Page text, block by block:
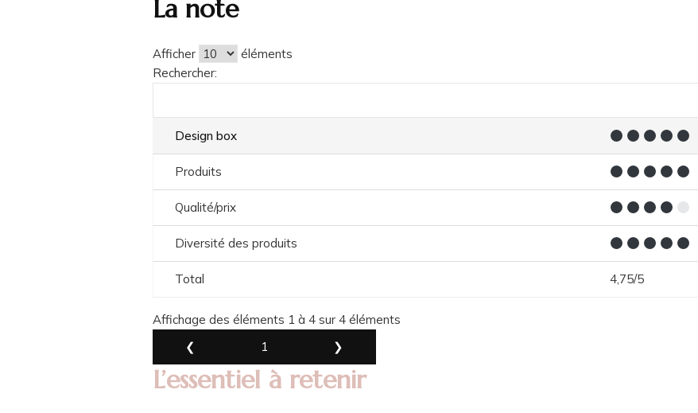
La note
Afficher
éléments
Rechercher:
Design box
Produits
Qualité/prix
Diversité des produits
Total 4,75/5
Affichage des éléments 1 à 4 sur 4 éléments
❮
1 ❯
L’essentiel à retenir